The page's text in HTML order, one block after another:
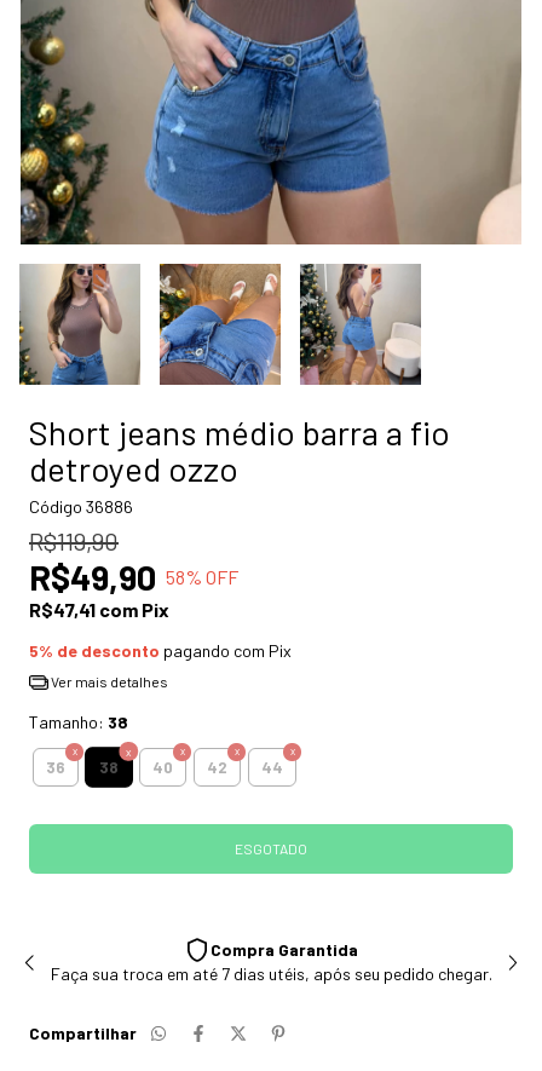
Short jeans médio barra a fio
detroyed ozzo
Código 36886
R$119,90
R$49,90 58% OFF
R$47,41 com Pix
5% de desconto pagando com Pix
Ver mais detalhes
Tamanho: 38
36 38 40 42 44
Compra Garantida
Faça sua troca em até 7 dias utéis, após seu pedido chegar.
Compartilhar